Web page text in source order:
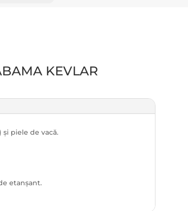
KEVLAR
și piele de vacă.
etanșant.